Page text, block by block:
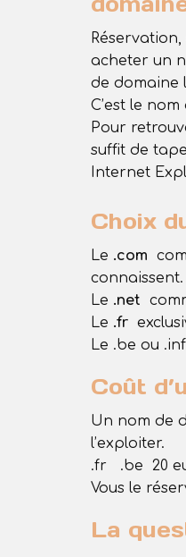
acheter un
de domaine
C’est le
Pour
suffit de
Internet
Choix
Le .com
connaissent.
Le .net
Le .fr
Le .be ou
Coût
Un nom de
l’exploiter.
.fr .be 20
Vous le
La